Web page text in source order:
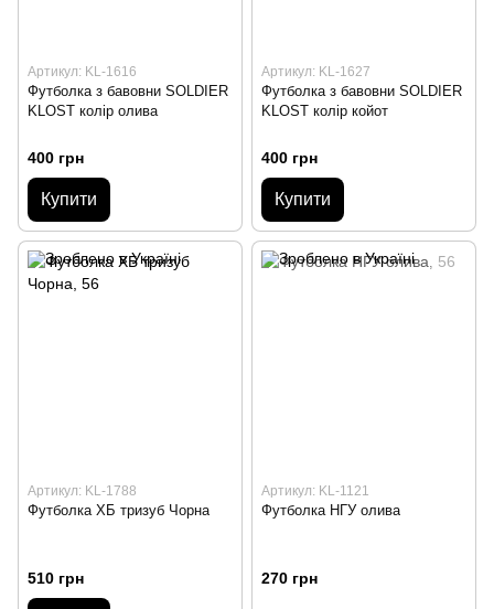
Артикул: KL-1616
Футболка з бавовни SOLDIER
KLOST колір олива
400 грн
Купити
Артикул: KL-1627
Футболка з бавовни SOLDIER
KLOST колір койот
400 грн
Купити
Артикул: KL-1788
Футболка ХБ тризуб Чорна
510 грн
Артикул: KL-1121
Футболка НГУ олива
270 грн